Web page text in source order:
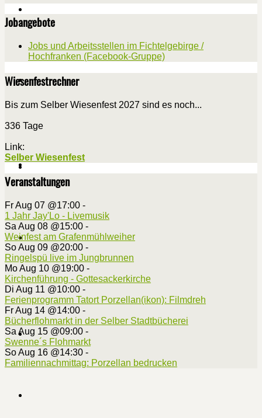
Jobangebote
Jobs und Arbeitsstellen im Fichtelgebirge /
Hochfranken (Facebook-Gruppe)
Wiesenfestrechner
Bis zum Selber Wiesenfest 2027 sind es noch...
336 Tage
Link:
Selber Wiesenfest
Veranstaltungen
Fr Aug 07 @17:00 -
1 Jahr Jay'Lo - Livemusik
Sa Aug 08 @15:00 -
Weinfest am Grafenmühlweiher
So Aug 09 @20:00 -
Ringelspü live im Jungbrunnen
Mo Aug 10 @19:00 -
Kirchenführung - Gottesackerkirche
Di Aug 11 @10:00 -
Ferienprogramm Tatort Porzellan(ikon): Filmdreh
Fr Aug 14 @14:00 -
Bücherflohmarkt in der Selber Stadtbücherei
Sa Aug 15 @09:00 -
Swenne´s Flohmarkt
So Aug 16 @14:30 -
Familiennachmittag: Porzellan bedrucken